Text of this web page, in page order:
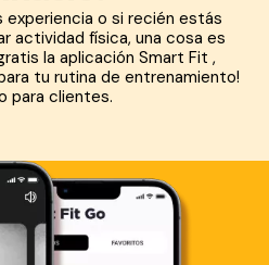
o si recién estás
actividad física, una cosa es
la aplicación Smart Fit ,
tu rutina de entrenamiento!
para clientes.